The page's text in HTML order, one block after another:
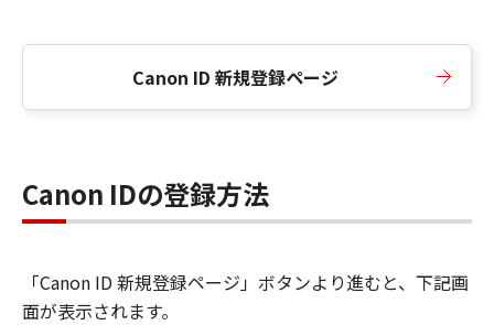
Canon ID 新規登録ページ
Canon IDの登録方法
「Canon ID 新規登録ページ」ボタンより進むと、下記画
面が表示されます。